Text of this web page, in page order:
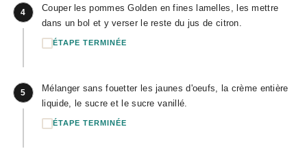
4
Couper les pommes Golden en fines lamelles, les mettre
dans un bol et y verser le reste du jus de citron.
ÉTAPE TERMINÉE
5
Mélanger sans fouetter les jaunes d'oeufs, la crème entière
liquide, le sucre et le sucre vanillé.
ÉTAPE TERMINÉE